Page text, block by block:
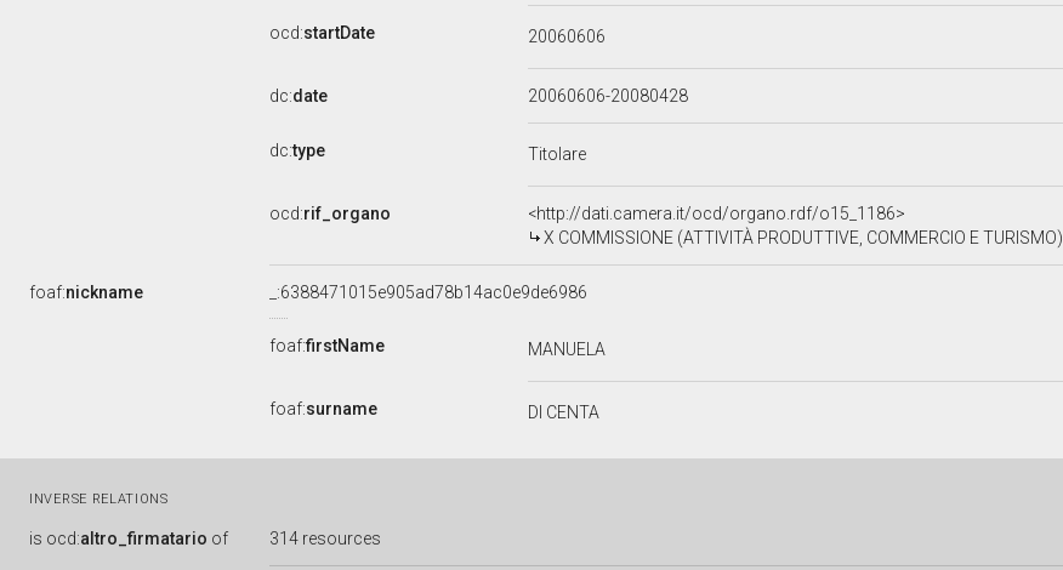
ocd:startDate 20060606
dc:date 20060606-20080428
dc:type Titolare
ocd:rif_organo
<http://dati.camera.it/ocd/organo.rdf/o15_1186>
X COMMISSIONE (ATTIVITÀ PRODUTTIVE, COMMERCIO E TURISMO)
foaf:nickname _:6388471015e905ad78b14ac0e9de6986
foaf:firstName MANUELA
foaf:surname DI CENTA
INVERSE RELATIONS
is ocd:altro_firmatario of 314 resources